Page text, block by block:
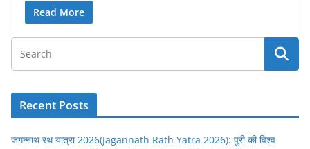
Read More
Recent Posts
जगन्नाथ रथ यात्रा 2026(Jagannath Rath Yatra 2026): पुरी की विश्व